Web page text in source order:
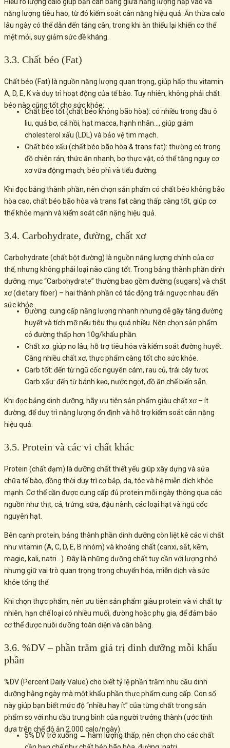
năng lượng tiêu hao, từ đó kiểm soát cân nặng hiệu quả. Ăn thừa calo
lâu ngày có thể dẫn đến tăng cân, trong khi ăn thiếu lại khiến cơ thể
mệt mỏi, suy giảm sức đề kháng.
3.3. Chất béo (Fat)
Chất béo (Fat) là nguồn năng lượng quan trọng, giúp hấp thu vitamin
A, D, E, K và duy trì hoạt động của tế bào. Tuy nhiên, không phải chất
béo nào cũng tốt cho sức khỏe:
Chất béo tốt (chất béo không bão hòa): có nhiều trong dầu ô
liu, quả bơ, cá hồi, hạt macca, hạnh nhân…, giúp giảm
cholesterol xấu (LDL) và bảo vệ tim mạch.
Chất béo xấu (chất béo bão hòa & trans fat): thường có trong
đồ chiên rán, thức ăn nhanh, bơ thực vật, có thể tăng nguy cơ
xơ vữa động mạch, béo phì và tiểu đường.
Khi đọc bảng thành phần, nên chọn sản phẩm có chất béo không bão
hòa cao, chất béo bão hòa và trans fat càng thấp càng tốt, giúp cơ
thể khỏe mạnh và kiểm soát cân nặng hiệu quả.
3.4. Carbohydrate, đường, chất xơ
Carbohydrate (chất bột đường) là nguồn năng lượng chính của cơ
thể, nhưng không phải loại nào cũng tốt. Trong bảng thành phần dinh
dưỡng, mục “Carbohydrate” thường bao gồm đường (sugars) và chất
xơ (dietary fiber) – hai thành phần có tác động trái ngược nhau đến
sức khỏe.
Đường: cung cấp năng lượng nhanh nhưng dễ gây tăng đường
huyết và tích mỡ nếu tiêu thụ quá nhiều. Nên chọn sản phẩm
có đường thấp hơn 10g/khẩu phần.
Chất xơ: giúp no lâu, hỗ trợ tiêu hóa và kiểm soát đường huyết.
Càng nhiều chất xơ, thực phẩm càng tốt cho sức khỏe.
Carb tốt: đến từ ngũ cốc nguyên cám, rau củ, trái cây tươi;
Carb xấu: đến từ bánh kẹo, nước ngọt, đồ ăn chế biến sẵn.
Khi đọc bảng dinh dưỡng, hãy ưu tiên sản phẩm giàu chất xơ – ít
đường, để duy trì năng lượng ổn định và hỗ trợ kiểm soát cân nặng
hiệu quả.
3.5. Protein và các vi chất khác
Protein (chất đạm) là dưỡng chất thiết yếu giúp xây dựng và sửa
chữa tế bào, đồng thời duy trì cơ bắp, da, tóc và hệ miễn dịch khỏe
mạnh. Cơ thể cần được cung cấp đủ protein mỗi ngày thông qua các
nguồn như thịt, cá, trứng, sữa, đậu nành, các loại hạt và ngũ cốc
nguyên hạt.
Bên cạnh protein, bảng thành phần dinh dưỡng còn liệt kê các vi chất
như vitamin (A, C, D, E, B nhóm) và khoáng chất (canxi, sắt, kẽm,
magie, kali, natri…). Đây là những dưỡng chất tuy cần với lượng nhỏ
nhưng giữ vai trò quan trọng trong chuyển hóa, miễn dịch và sức
khỏe tổng thể.
Khi chọn thực phẩm, nên ưu tiên sản phẩm giàu protein và vi chất tự
nhiên, hạn chế loại có nhiều muối, đường hoặc phụ gia, để đảm bảo
cơ thể được nuôi dưỡng toàn diện và cân bằng.
3.6. %DV – phần trăm giá trị dinh dưỡng mỗi khẩu
phần
%DV (Percent Daily Value) cho biết tỷ lệ phần trăm nhu cầu dinh
dưỡng hằng ngày mà một khẩu phần thực phẩm cung cấp. Con số
này giúp bạn biết mức độ “nhiều hay ít” của từng chất trong sản
phẩm so với nhu cầu trung bình của người trưởng thành (ước tính
dựa trên chế độ ăn 2.000 calo/ngày).
5% DV trở xuống → hàm lượng thấp, nên chọn cho các chất